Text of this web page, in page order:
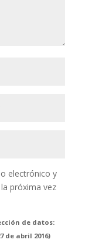
electrónico y
próxima vez
de datos:
de abril 2016)